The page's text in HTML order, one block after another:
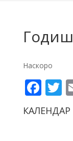
Наскоро
КАЛЕНДАР